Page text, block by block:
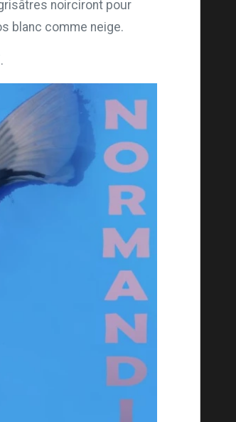
noirciront pour
blanc comme neige.